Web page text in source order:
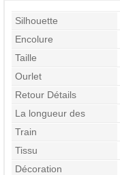
Silhouette
Encolure
Taille
Ourlet
Retour Détails
La longueur des
manches
Train
Tissu
Décoration